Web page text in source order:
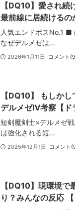
【DQ10】愛され
最前線に居続けるの
人気エンドボスNo.1 ■
なぜデルメゼは...
2026年1月11日 コメント
【DQ10】 もしか
デルメゼⅣ考察【ド
短剣魔剣士×デルメゼ
は強化される短...
2025年12月1日 コメント
【DQ10】現環境
り？みんなの反応 【